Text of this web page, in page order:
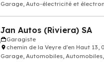
Garage, Auto-électricité et
Jan Autos (Riviera) SA
Garagiste
chemin de la Veyre d'en Haut 13,
Garage,